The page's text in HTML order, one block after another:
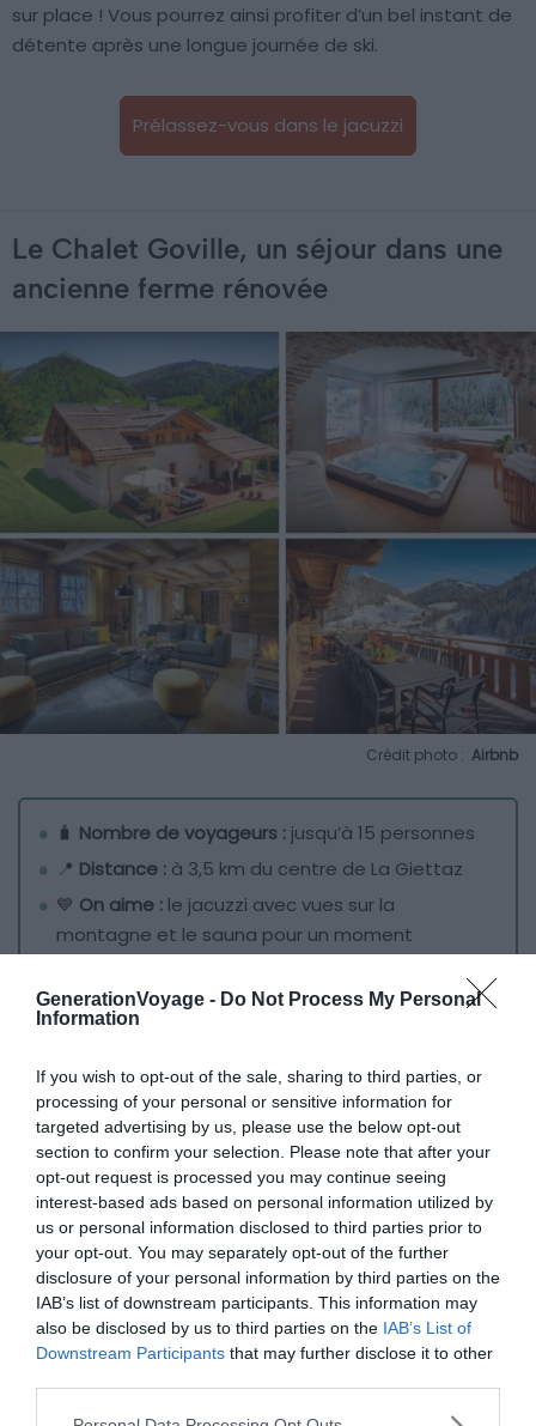
GenerationVoyage - Do Not Process My Personal
Information
If you wish to opt-out of the sale, sharing to third parties, or
processing of your personal or sensitive information for
targeted advertising by us, please use the below opt-out
section to confirm your selection. Please note that after your
opt-out request is processed you may continue seeing
interest-based ads based on personal information utilized by
us or personal information disclosed to third parties prior to
your opt-out. You may separately opt-out of the further
disclosure of your personal information by third parties on the
IAB’s list of downstream participants. This information may
also be disclosed by us to third parties on the IAB’s List of
Downstream Participants that may further disclose it to other
sur place ! Vous pourrez ainsi profiter d’un bel instant de
détente après une longue journée de ski.
Prélassez-vous dans le jacuzzi
Le Chalet Goville, un séjour dans une
ancienne ferme rénovée
Crédit photo : Airbnb
🧳 Nombre de voyageurs : jusqu’à 15 personnes
📍 Distance : à 3,5 km du centre de La Giettaz
💙 On aime : le jacuzzi avec vues sur la
montagne et le sauna pour un moment
Pour poursuivre cette sélection des meilleurs chalets à
15 voyageurs. Cette très vaste demeure dispose ainsi de
7 chambres et 8 salles de bains . Vous ne manquez donc
pas d’espace ni d’intimité dans ce beau chalet alpin.
Ferme authentique rénovée , ce Chalet Goville abrite
également différents espaces de vie en intérieur
comme en extérieur. Avec vos amis ou votre famille,
vous pourrez ainsi vous retrouver dans le douillet salon,
apprécier les panoramas montagnards depuis la
terrasse ou préparer un repas dans la grande cuisine.